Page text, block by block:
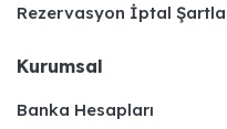
Rezervasyon İptal
Kurumsal
Banka Hesapları